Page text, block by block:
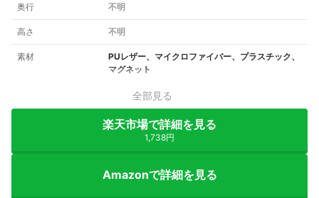
奥行 不明
高さ 不明
素材
PUレザー、マイクロファイバー、プラスチック、
マグネット
全部見る
楽天市場で詳細を見る
1,738円
Amazonで詳細を見る